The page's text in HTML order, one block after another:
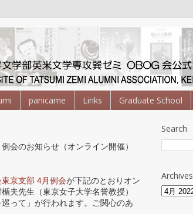
panicame Links Graduate School
会のお知らせ（オンライン開催）
京支部 4月例会が下記のとおりオン
夫先生（東京女子大学名誉教授）
って」が行われます。ご関心のあ
Search
Archives